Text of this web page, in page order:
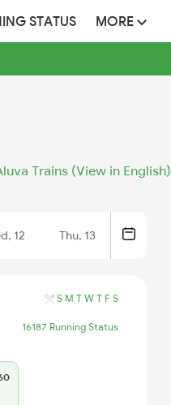
STATUS MORE
Trains (View in English)
12 Thu, 13
S M T W T F S
16187 Running Status